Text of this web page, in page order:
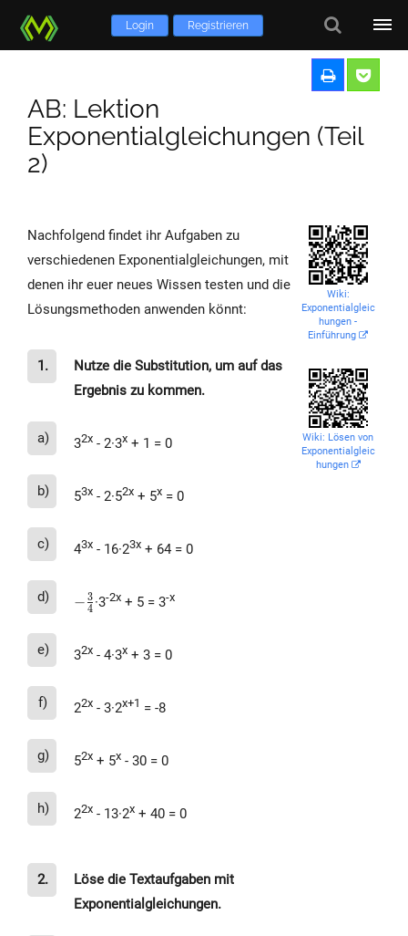
Login Registrieren
AB: Lektion
Exponentialgleichungen (Teil
2)
Wiki:
Exponentialgleic
hungen -
Einführung
Wiki: Lösen von
Exponentialgleic
hungen
Nachfolgend findet ihr Aufgaben zu
verschiedenen Exponentialgleichungen, mit
denen ihr euer neues Wissen testen und die
Lösungsmethoden anwenden könnt:
1.
Nutze die Substitution, um auf das
Ergebnis zu kommen.
a) 32x - 2·3x + 1 = 0
b) 53x - 2·52x + 5x = 0
c) 43x - 16·23x + 64 = 0
d)
\frac{3}
− 4
3 ·3-2x + 5 = 3-x
e) 32x - 4·3x + 3 = 0
f) 22x - 3·2x+1 = -8
g) 52x + 5x - 30 = 0
h) 22x - 13·2x + 40 = 0
2.
Löse die Textaufgaben mit
Exponentialgleichungen.